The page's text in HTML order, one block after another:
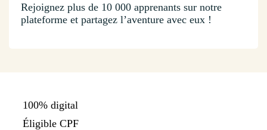
Rejoignez plus de 10 000 apprenants sur notre
plateforme et partagez l’aventure avec eux !
100% digital
Éligible CPF